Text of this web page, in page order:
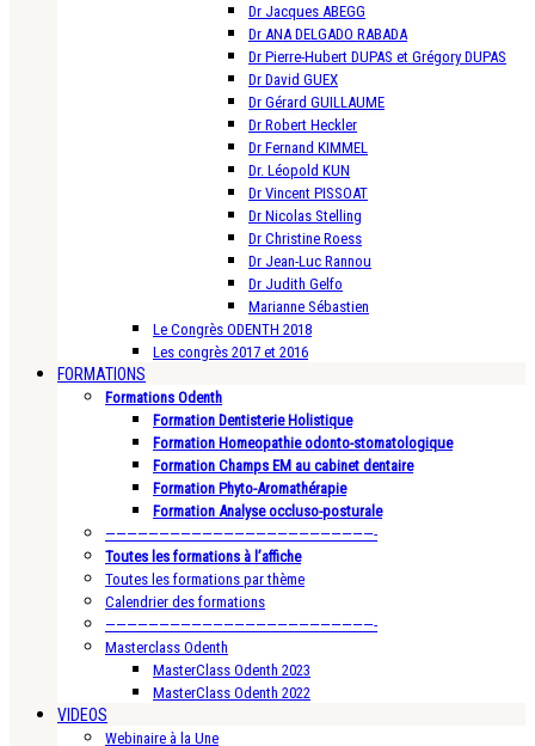
Dr Jacques ABEGG
Dr ANA DELGADO RABADA
Dr Pierre-Hubert DUPAS et Grégory DUPAS
Dr David GUEX
Dr Gérard GUILLAUME
Dr Robert Heckler
Dr Fernand KIMMEL
Dr. Léopold KUN
Dr Vincent PISSOAT
Dr Nicolas Stelling
Dr Christine Roess
Dr Jean-Luc Rannou
Dr Judith Gelfo
Marianne Sébastien
Le Congrès ODENTH 2018
Les congrès 2017 et 2016
FORMATIONS
Formations Odenth
Formation Dentisterie Holistique
Formation Homeopathie odonto-stomatologique
Formation Champs EM au cabinet dentaire
Formation Phyto-Aromathérapie
Formation Analyse occluso-posturale
—————————————————————————-
Toutes les formations à l’affiche
Toutes les formations par thème
Calendrier des formations
—————————————————————————-
Masterclass Odenth
MasterClass Odenth 2023
MasterClass Odenth 2022
VIDEOS
Webinaire à la Une